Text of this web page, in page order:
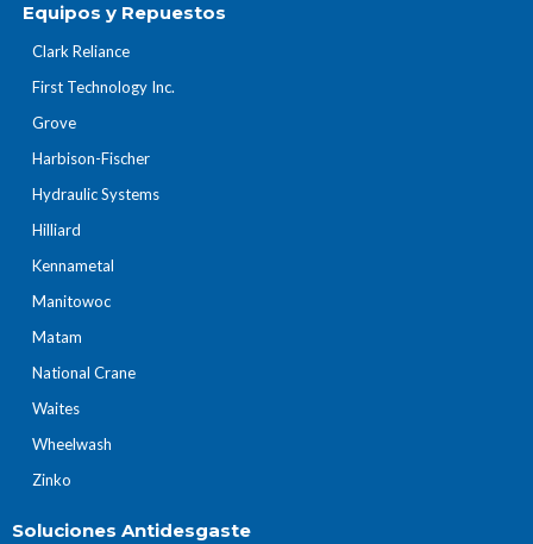
Equipos y Repuestos
Clark Reliance
First Technology Inc.
Grove
Harbison-Fischer
Hydraulic Systems
Hilliard
Kennametal
Manitowoc
Matam
National Crane
Waites
Wheelwash
Zinko
Soluciones Antidesgaste